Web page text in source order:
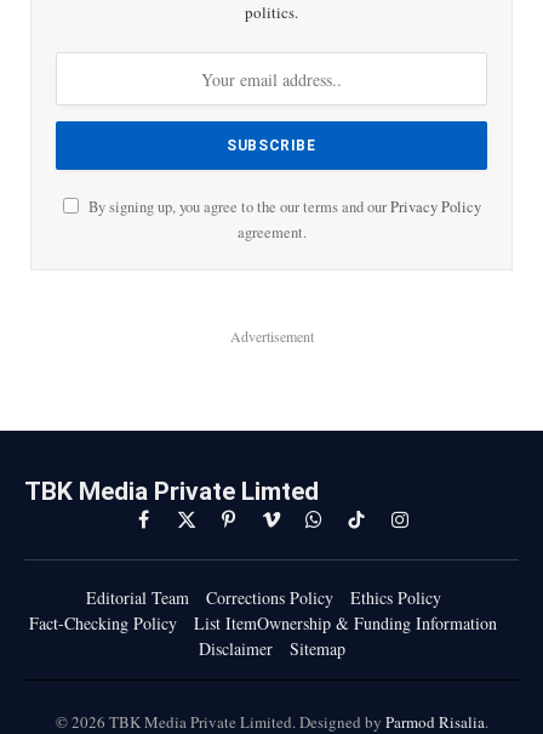
politics.
By signing up, you agree to the our terms and ourPrivacy Policy
agreement.
Advertisement
TBK Media Private Limted
Facebook
X
(Twitter)
PinterestVimeoWhatsAppTikTokInstagram
Editorial Team Corrections Policy
Ethics Policy
Fact-Checking Policy
List ItemOwnership & Funding Information
Disclaimer
Sitemap
© 2026 TBK Media Private Limited. Designed by Parmod Risalia.